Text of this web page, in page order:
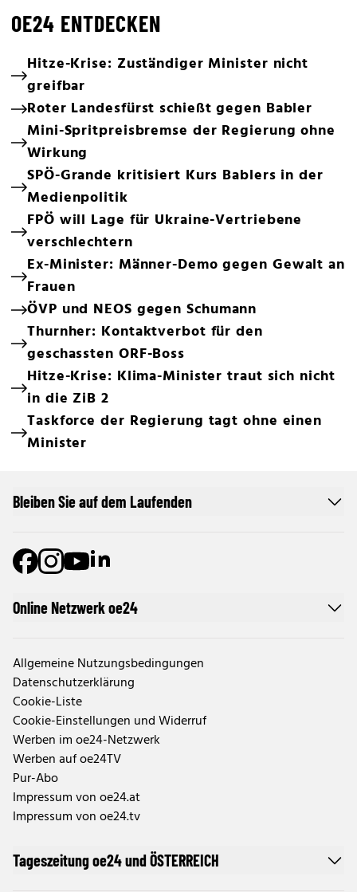
OE24 ENTDECKEN
Hitze-Krise: Zuständiger Minister nicht
greifbar
Roter Landesfürst schießt gegen Babler
Mini-Spritpreisbremse der Regierung ohne
Wirkung
SPÖ-Grande kritisiert Kurs Bablers in der
Medienpolitik
FPÖ will Lage für Ukraine-Vertriebene
verschlechtern
Ex-Minister: Männer-Demo gegen Gewalt an
Frauen
ÖVP und NEOS gegen Schumann
Thurnher: Kontaktverbot für den
geschassten ORF-Boss
Hitze-Krise: Klima-Minister traut sich nicht
in die ZiB 2
Taskforce der Regierung tagt ohne einen
Minister
Online Netzwerk oe24
Allgemeine Nutzungsbedingungen
Datenschutzerklärung
Cookie-Liste
Cookie-Einstellungen und Widerruf
Werben im oe24-Netzwerk
Werben auf oe24TV
Pur-Abo
Impressum von oe24.at
Impressum von oe24.tv
Tageszeitung oe24 und ÖSTERREICH
Bleiben Sie auf dem Laufenden